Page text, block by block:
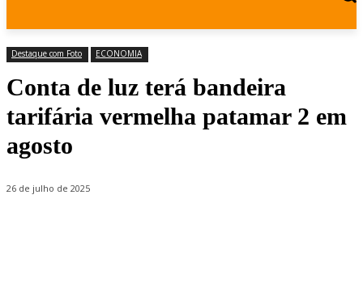
Destaque com Foto ECONOMIA
Conta de luz terá bandeira
tarifária vermelha patamar 2 em
agosto
26 de julho de 2025